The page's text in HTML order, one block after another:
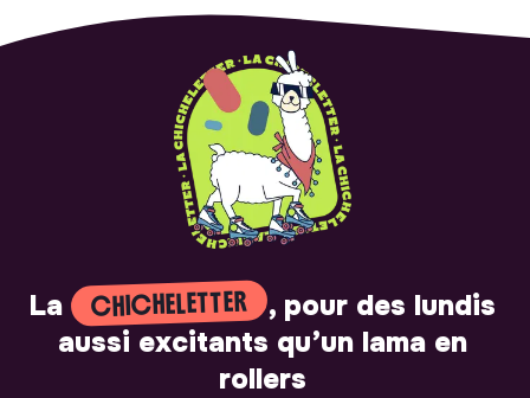
La CHICHELETTER
, pour des lundis
aussi excitants qu’un lama en
rollers